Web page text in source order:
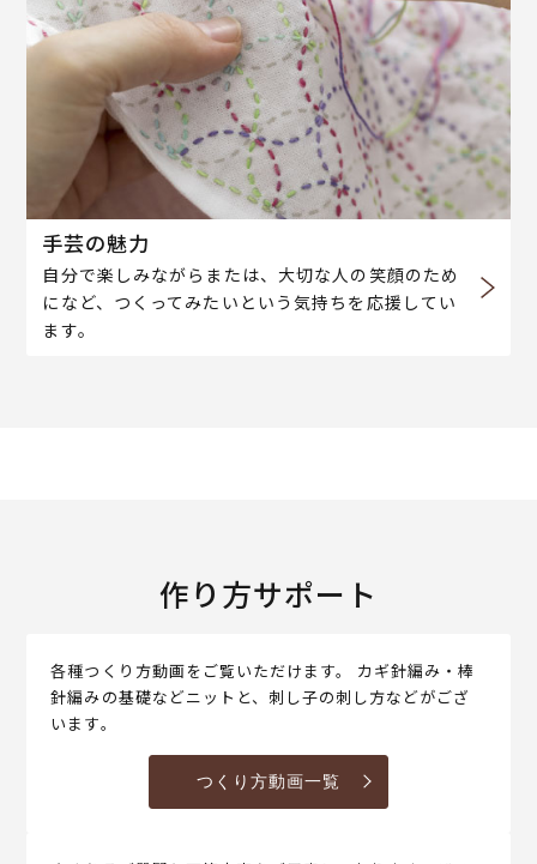
手芸の魅力
自分で楽しみながらまたは、大切な人の笑顔のため
になど、つくってみたいという気持ちを応援してい
ます。
作り方サポート
各種つくり方動画をご覧いただけます。 カギ針編み・棒
針編みの基礎などニットと、刺し子の刺し方などがござ
います。
つくり方動画一覧